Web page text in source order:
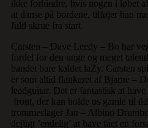
ikke forhindre, hvis nogen i løbet
at danse på bordene, tilføjer han
fuld skrue fra start.
Carsten – Dave Leedy – Bo har
fordel for den unge og meget
bandet bare kaldet laZy. Carsten
er som altid flankeret af Bjarne –
leadguitar. Det er fantastisk at
front, der kan holde os gamle til
trommeslager Jan – Albino
dejligt ’endelig’ at have fået en